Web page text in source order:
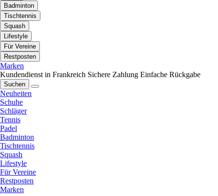
Badminton
Tischtennis
Squash
Lifestyle
Für Vereine
Restposten
Marken
Kundendienst in Frankreich Sichere Zahlung Einfache Rückgabe
Suchen
Neuheiten
Schuhe
Schläger
Tennis
Padel
Badminton
Tischtennis
Squash
Lifestyle
Für Vereine
Restposten
Marken